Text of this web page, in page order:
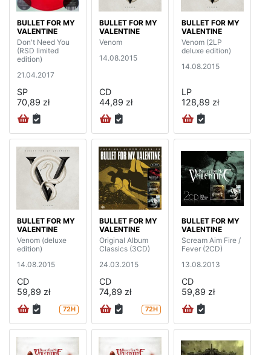
BULLET FOR MY
VALENTINE
Don't Need You
(RSD limited
edition)
21.04.2017
SP
70,89 zł
BULLET FOR MY
VALENTINE
Venom
14.08.2015
CD
44,89 zł
BULLET FOR MY
VALENTINE
Venom (2LP
deluxe edition)
14.08.2015
LP
128,89 zł
BULLET FOR MY
VALENTINE
Venom (deluxe
edition)
14.08.2015
CD
59,89 zł
72H
BULLET FOR MY
VALENTINE
Original Album
Classics (3CD)
24.03.2015
CD
74,89 zł
72H
BULLET FOR MY
VALENTINE
Scream Aim Fire /
Fever (2CD)
13.08.2013
CD
59,89 zł